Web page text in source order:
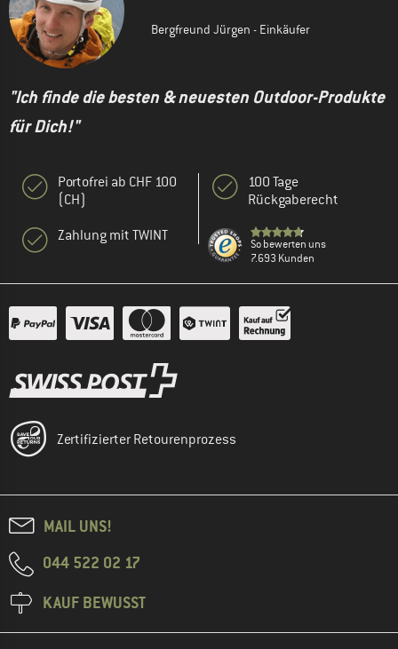
Bergfreund Jürgen - Einkäufer
"Ich finde die besten & neuesten Outdoor-Produkte
für Dich!"
Portofrei ab CHF 100
(CH)
Zahlung mit TWINT
100 Tage
Rückgaberecht
So bewerten uns
7.693 Kunden
Zertifizierter Retourenprozess
MAIL UNS!
044 522 02 17
KAUF BEWUSST